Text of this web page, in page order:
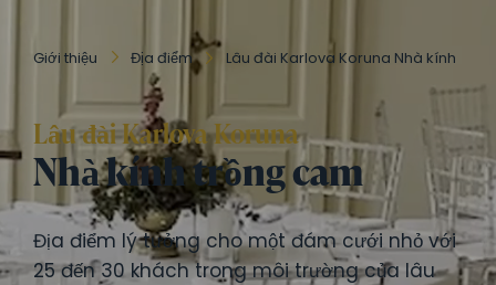
Giới thiệu Địa điểm Lâu đài Karlova Koruna Nhà kính
Lâu đài Karlova Koruna
Nhà kính trồng cam
Địa điểm lý tưởng cho một đám cưới nhỏ với
25 đến 30 khách trong môi trường của lâu